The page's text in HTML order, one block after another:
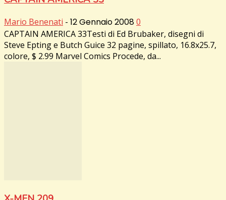
Mario Benenati - 12 Gennaio 20080
CAPTAIN AMERICA 33Testi di Ed Brubaker, disegni di
Steve Epting e Butch Guice 32 pagine, spillato, 16.8x25.7,
colore, $ 2.99 Marvel Comics Procede, da...